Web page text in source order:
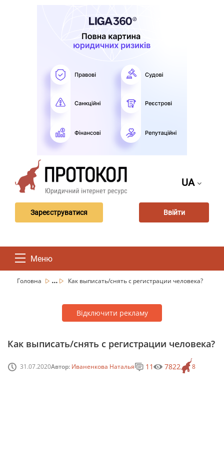
UA
Зареєструватися Ввійти
Меню
Головна ... Как выписать/снять с регистрации человека?
Відключити рекламу
Как выписать/снять с регистрации человека?
31.07.2020Автор: Иваненкова Наталья 8
11 7822